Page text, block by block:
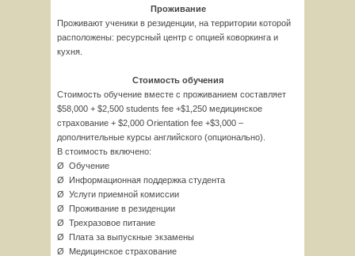
Проживание
Проживают ученики в резиденции, на территории которой
расположены: ресурсный центр с опцией коворкинга и
кухня.
Стоимость обучения
Стоимость обучение вместе с проживанием составляет
$58,000 + $2,500 students fee +$1,250 медицинское
страхование + $2,000 Orientation fee +$3,000 –
дополнительные курсы английского (опционально).
В стоимость включено:
Ø Обучение
Ø Информационная поддержка студента
Ø Услуги приемной комиссии
Ø Проживание в резиденции
Ø Трехразовое питание
Ø Плата за выпускные экзамены
Ø Медицинское страхование